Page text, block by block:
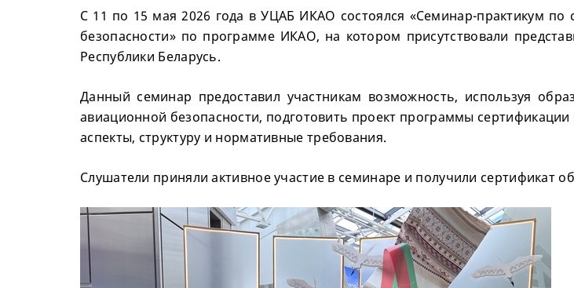
С 11 по 15 мая 2026 года в УЦАБ ИКАО состоялся «Семинар-практикум
безопасности» по программе ИКАО, на котором присутствовали
Республики Беларусь.
Данный семинар предоставил участникам возможность, используя
авиационной безопасности, подготовить проект программы
аспекты, структуру и нормативные требования.
Слушатели приняли активное участие в семинаре и получили сертификат